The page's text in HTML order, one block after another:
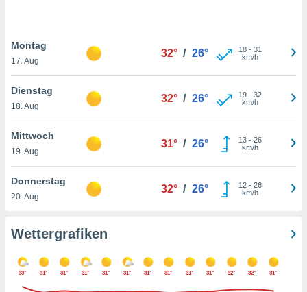
können
von
und
klicken.
und
Montag
17. Aug
32° / 26° 18- 31
km/h
Dienstag
18. Aug
32° / 26° 19- 32
km/h
Mittwoch
19. Aug
31° / 26° 13- 26
km/h
Donnerstag
20. Aug
32° / 26° 12- 26
km/h
Wettergrafiken
33° 31° 31° 31° 31° 31° 31° 31° 31° 31° 32° 32° 31°